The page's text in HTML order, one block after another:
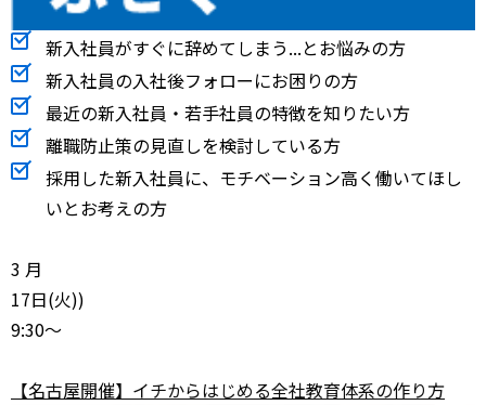
新入社員がすぐに辞めてしまう...とお悩みの方
新入社員の入社後フォローにお困りの方
最近の新入社員・若手社員の特徴を知りたい方
離職防止策の見直しを検討している方
採用した新入社員に、モチベーション高く働いてほし
いとお考えの方
3 月
17日(火))
9:30～
【名古屋開催】イチからはじめる全社教育体系の作り方